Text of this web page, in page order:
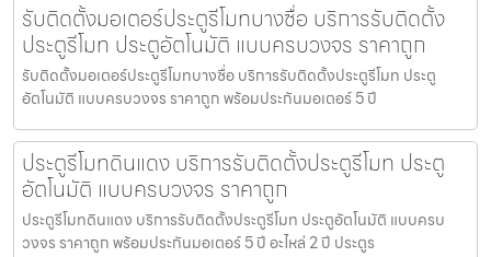
รับติดตั้งมอเตอร์ประตูรีโมทบางซื่อ บริการรับติดตั้ง
ประตูรีโมท ประตูอัตโนมัติ แบบครบวงจร ราคาถูก
รับติดตั้งมอเตอร์ประตูรีโมทบางซื่อ บริการรับติดตั้งประตูรีโมท ประตู
อัตโนมัติ แบบครบวงจร ราคาถูก พร้อมประกันมอเตอร์ 5 ปี
ประตูรีโมทดินแดง บริการรับติดตั้งประตูรีโมท ประตู
อัตโนมัติ แบบครบวงจร ราคาถูก
ประตูรีโมทดินแดง บริการรับติดตั้งประตูรีโมท ประตูอัตโนมัติ แบบครบ
วงจร ราคาถูก พร้อมประกันมอเตอร์ 5 ปี อะไหล่ 2 ปี ประตูร